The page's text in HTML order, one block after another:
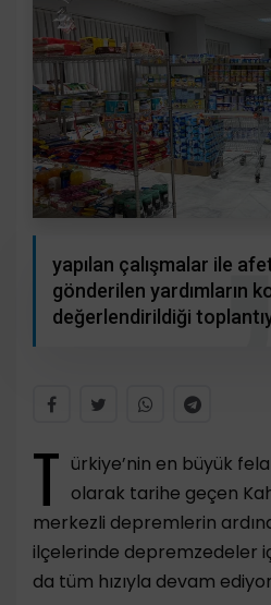
yapılan çalışmalar ile
gönderilen yardımların
değerlendirildiği
T ürkiye’nin en büyük
olarak tarihe geçen
merkezli depremlerin
ilçelerinde depremzedeler
da tüm hızıyla devam